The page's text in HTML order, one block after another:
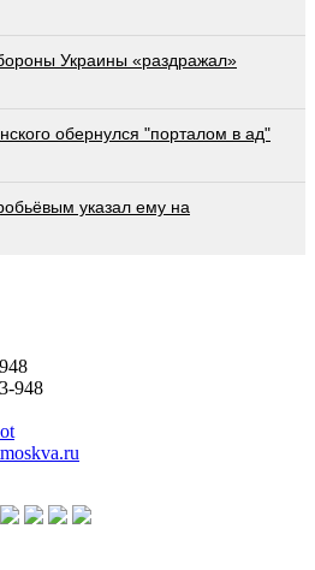
Украины «раздражал»
обернулся "порталом в ад"
указал ему на
948